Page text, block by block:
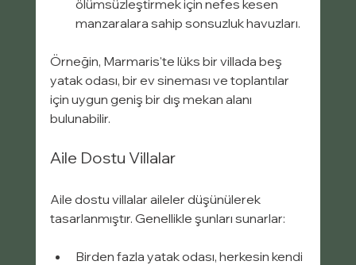
ölümsüzleştirmek için nefes kesen
manzaralara sahip sonsuzluk havuzları.
Örneğin, Marmaris'te lüks bir villada beş
yatak odası, bir ev sineması ve toplantılar
için uygun geniş bir dış mekan alanı
bulunabilir.
Aile Dostu Villalar
Aile dostu villalar aileler düşünülerek
tasarlanmıştır. Genellikle şunları sunarlar:
Birden fazla yatak odası, herkesin kendi